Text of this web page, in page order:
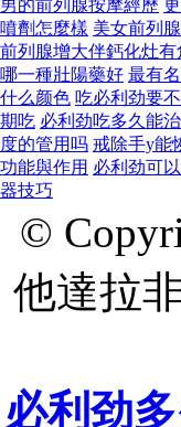
男的前列腺按摩經歷
噴劑怎麼樣 美女前列
前列腺增大伴鈣化灶有
哪一種壯陽藥好 最有
什么颜色 吃必利劲要
期吃 必利劲吃多久能
度的管用吗 戒除手y能
功能與作用 必利劲可
器技巧
©
他達拉
必利劲